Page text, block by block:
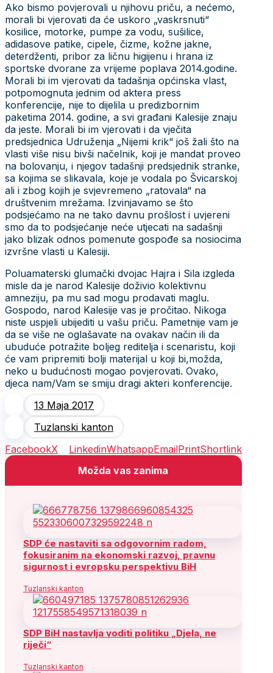
Ako bismo povjerovali u njihovu priču, a nećemo,
morali bi vjerovati da će uskoro „vaskrsnuti“
kosilice, motorke, pumpe za vodu, sušilice,
adidasove patike, cipele, čizme, kožne jakne,
deterdženti, pribor za ličnu higijenu i hrana iz
sportske dvorane za vrijeme poplava 2014.godine.
Morali bi im vjerovati da tadašnja općinska vlast,
potpomognuta jednim od aktera press
konferencije, nije to dijelila u predizbornim
paketima 2014. godine, a svi građani Kalesije znaju
da jeste. Morali bi im vjerovati i da vječita
predsjednica Udruženja „Nijemi krik“ još žali što na
vlasti više nisu bivši načelnik, koji je mandat proveo
na bolovanju, i njegov tadašnji predsjednik stranke,
sa kojima se slikavala, koje je vodala po Švicarskoj
ali i zbog kojih je svjevremeno „ratovala“ na
društvenim mrežama. Izvinjavamo se što
podsjećamo na ne tako davnu prošlost i uvjereni
smo da to podsjećanje neće utjecati na sadašnji
jako blizak odnos pomenute gospođe sa nosiocima
izvršne vlasti u Kalesiji.
Poluamaterski glumački dvojac Hajra i Sila izgleda
misle da je narod Kalesije doživio kolektivnu
amneziju, pa mu sad mogu prodavati maglu.
Gospodo, narod Kalesije vas je pročitao. Nikoga
niste uspjeli ubijediti u vašu priču. Pametnije vam je
da se više ne oglašavate na ovakav način ili da
ubuduće potražite boljeg reditelja i scenaristu, koji
će vam pripremiti bolji materijal u koji bi,možda,
neko u budućnosti mogao povjerovati. Ovako,
djeca nam/Vam se smiju dragi akteri konferencije.
13 Maja 2017
Tuzlanski kanton
FacebookX LinkedinWhatsappEmailPrintShortlink
Možda vas zanima
SDP će nastaviti sa odgovornim radom,
fokusiranim na ekonomski razvoj, pravnu
sigurnost i evropsku perspektivu BiH
Tuzlanski kanton
SDP BiH nastavlja voditi politiku „Djela, ne
riječi“
Tuzlanski kanton